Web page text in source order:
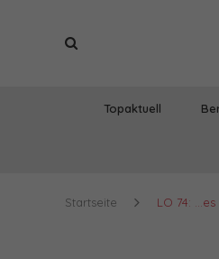
Topaktuell
Startseite LO 74: